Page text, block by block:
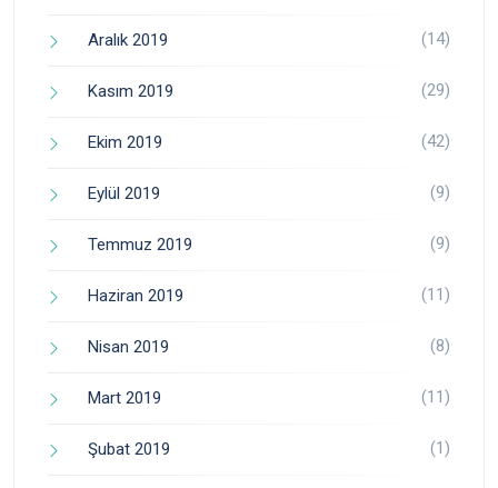
Aralık 2019 (14)
Kasım 2019 (29)
Ekim 2019 (42)
Eylül 2019 (9)
Temmuz 2019 (9)
Haziran 2019 (11)
Nisan 2019 (8)
Mart 2019 (11)
Şubat 2019 (1)